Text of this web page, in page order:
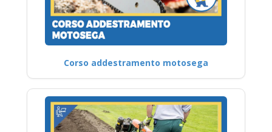
Corso addestramento motosega